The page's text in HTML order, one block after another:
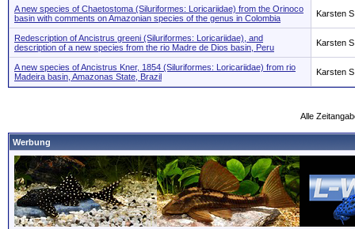
A new species of Chaetostoma (Siluriformes: Loricariidae) from the Orinoco
basin with comments on Amazonian species of the genus in Colombia
Karsten
Redescription of Ancistrus greeni (Siluriformes: Loricariidae), and
description of a new species from the rio Madre de Dios basin, Peru
Karsten
A new species of Ancistrus Kner, 1854 (Siluriformes: Loricariidae) from rio
Madeira basin, Amazonas State, Brazil
Karsten
Alle
Werbung